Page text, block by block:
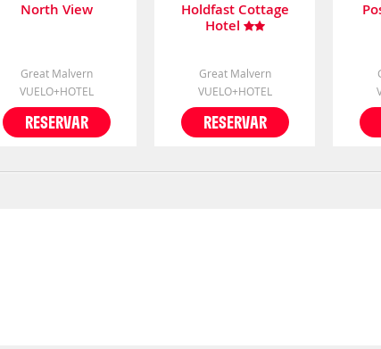
North View
Great Malvern
VUELO+HOTEL
RESERVAR
Holdfast Cottage
Hotel
Great Malvern
VUELO+HOTEL
RESERVAR